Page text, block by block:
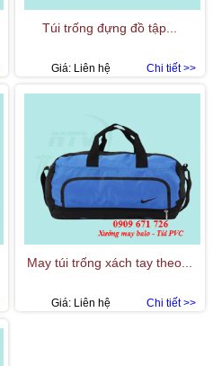
Túi trống đựng đồ tập...
Chi tiết >>
Giá: Liên hệ
May túi trống xách tay theo...
Chi tiết >>
Giá: Liên hệ